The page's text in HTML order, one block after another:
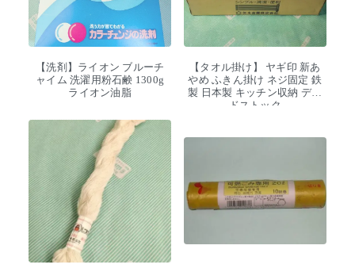
【洗剤】ライオン ブルーチ
ャイム 洗濯用粉石鹸 1300g
ライオン油脂
【タオル掛け】 ヤギ印 新あ
やめ ふきん掛け ネジ固定 鉄
製 日本製 キッチン収納 デッ
ドストック